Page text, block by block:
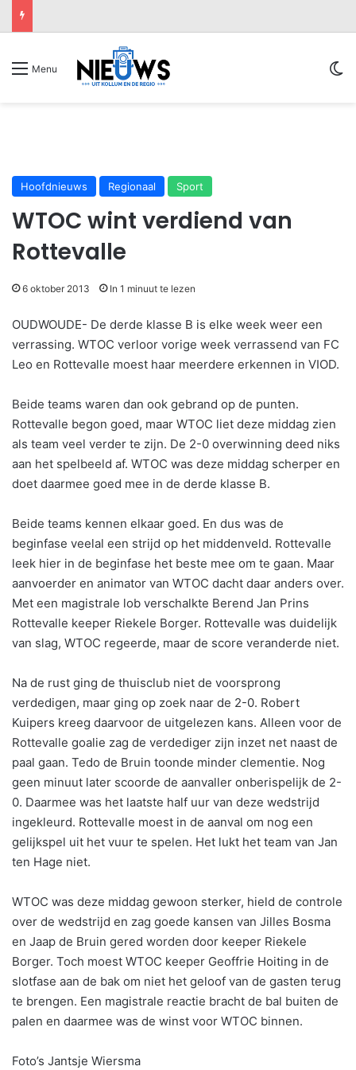
Menu
Hoofdnieuws Regionaal Sport
WTOC wint verdiend van
Rottevalle
6 oktober 2013 In 1 minuut te lezen
OUDWOUDE- De derde klasse B is elke week weer een
verrassing. WTOC verloor vorige week verrassend van FC
Leo en Rottevalle moest haar meerdere erkennen in VIOD.
Beide teams waren dan ook gebrand op de punten.
Rottevalle begon goed, maar WTOC liet deze middag zien
als team veel verder te zijn. De 2-0 overwinning deed niks
aan het spelbeeld af. WTOC was deze middag scherper en
doet daarmee goed mee in de derde klasse B.
Beide teams kennen elkaar goed. En dus was de
beginfase veelal een strijd op het middenveld. Rottevalle
leek hier in de beginfase het beste mee om te gaan. Maar
aanvoerder en animator van WTOC dacht daar anders over.
Met een magistrale lob verschalkte Berend Jan Prins
Rottevalle keeper Riekele Borger. Rottevalle was duidelijk
van slag, WTOC regeerde, maar de score veranderde niet.
Na de rust ging de thuisclub niet de voorsprong
verdedigen, maar ging op zoek naar de 2-0. Robert
Kuipers kreeg daarvoor de uitgelezen kans. Alleen voor de
Rottevalle goalie zag de verdediger zijn inzet net naast de
paal gaan. Tedo de Bruin toonde minder clementie. Nog
geen minuut later scoorde de aanvaller onberispelijk de 2-
0. Daarmee was het laatste half uur van deze wedstrijd
ingekleurd. Rottevalle moest in de aanval om nog een
gelijkspel uit het vuur te spelen. Het lukt het team van Jan
ten Hage niet.
WTOC was deze middag gewoon sterker, hield de controle
over de wedstrijd en zag goede kansen van Jilles Bosma
en Jaap de Bruin gered worden door keeper Riekele
Borger. Toch moest WTOC keeper Geoffrie Hoiting in de
slotfase aan de bak om niet het geloof van de gasten terug
te brengen. Een magistrale reactie bracht de bal buiten de
palen en daarmee was de winst voor WTOC binnen.
Foto’s Jantsje Wiersma